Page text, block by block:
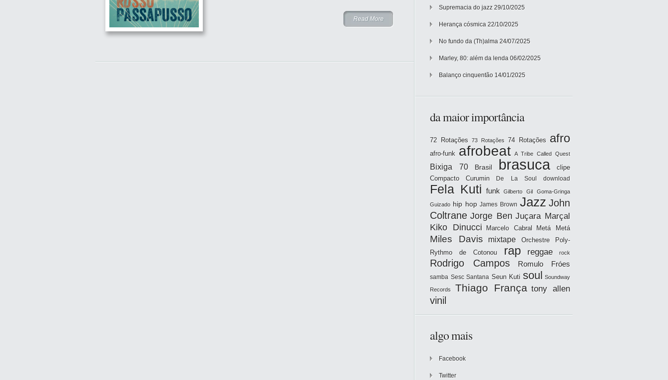
Read More
Supremacia do jazz 29/10/2025
Herança cósmica 22/10/2025
No fundo da (Th)alma 24/07/2025
Marley, 80: além da lenda 06/02/2025
Balanço cinquentão 14/01/2025
da maior importância
72 Rotações 73 Rotações 74 Rotações afro
afro-funk afrobeat A Tribe Called Quest
Bixiga 70 Brasil brasuca
clipe
Compacto
Curumin De La Soul download
Fela Kuti funk Gilberto Gil Goma-Gringa
Guizado hip hop James Brown Jazz John
Coltrane Jorge Ben Juçara Marçal
Kiko Dinucci Marcelo Cabral Metá Metá
Miles Davis mixtape
Orchestre Poly-
Rythmo de Cotonou
rap reggae rock
Rodrigo Campos Romulo Fróes
samba Sesc Santana Seun Kuti soul Soundway
Records Thiago França tony allen
vinil
algo mais
Facebook
Twitter